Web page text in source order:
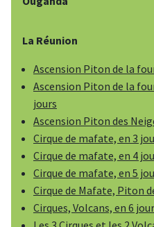
La Réunion
Ascension Piton de la
Ascension Piton de la
jours
Ascension Piton des
Cirque de mafate, en 3
Cirque de mafate, en 4
Cirque de mafate, en 5
Cirque de Mafate, Piton
Cirques, Volcans, en 6